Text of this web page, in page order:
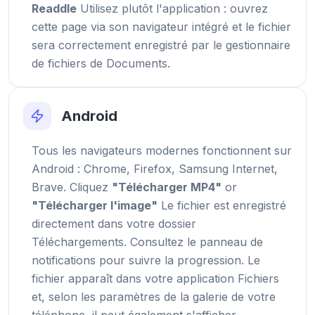
Readdle Utilisez plutôt l'application : ouvrez
cette page via son navigateur intégré et le fichier
sera correctement enregistré par le gestionnaire
de fichiers de Documents.
Android
Tous les navigateurs modernes fonctionnent sur
Android : Chrome, Firefox, Samsung Internet,
Brave. Cliquez "Télécharger MP4" or
"Télécharger l'image" Le fichier est enregistré
directement dans votre dossier
Téléchargements. Consultez le panneau de
notifications pour suivre la progression. Le
fichier apparaît dans votre application Fichiers
et, selon les paramètres de la galerie de votre